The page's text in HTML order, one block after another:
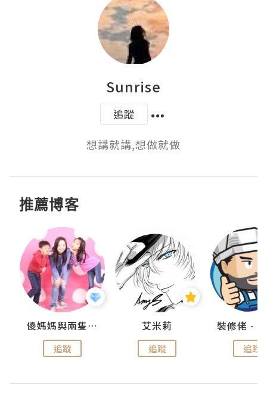
Sunrise
追蹤
想講就講,想做就做
推薦博客
儍媽媽與兩隻小魔怪之家
追蹤
艾米莉
追蹤 追蹤